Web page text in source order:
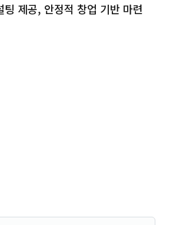
팅 제공, 안정적 창업 기반 마련